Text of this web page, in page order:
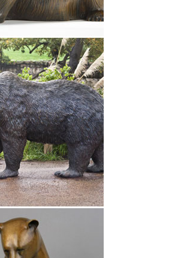
2018 год – год
известнейших фарфоровых
2018 года! Фигурки
Фигурки сделаны из
такие материалы
с позолотой, фарфор.
Символы Года » 2018 Год